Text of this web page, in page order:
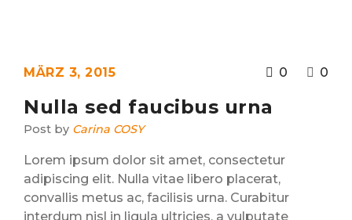
MÄRZ 3, 2015 0 0
Nulla sed faucibus urna
Post by Carina COSY
Lorem ipsum dolor sit amet, consectetur
adipiscing elit. Nulla vitae libero placerat,
convallis metus ac, facilisis urna. Curabitur
interdum nisl in ligula ultricies, a vulputate